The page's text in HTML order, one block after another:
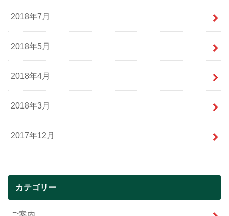
2018年7月
2018年5月
2018年4月
2018年3月
2017年12月
カテゴリー